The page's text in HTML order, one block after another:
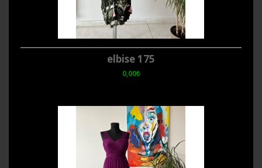
elbise 175
0,00₺